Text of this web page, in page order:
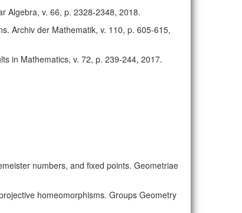
Algebra, v. 66, p. 2328-2348, 2018.
Archiv der Mathematik, v. 110, p. 605-615,
in Mathematics, v. 72, p. 239-244, 2017.
numbers, and fixed points. Geometriae
homeomorphisms. Groups Geometry